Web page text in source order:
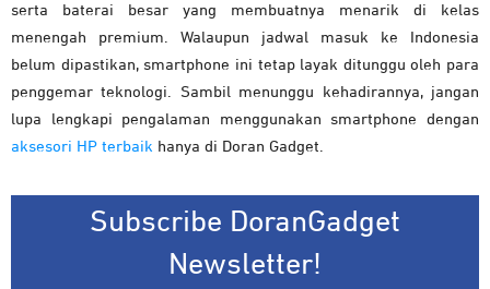
serta baterai besar yang membuatnya menarik di kelas
menengah premium. Walaupun jadwal masuk ke Indonesia
belum dipastikan, smartphone ini tetap layak ditunggu oleh para
penggemar teknologi. Sambil menunggu kehadirannya, jangan
lupa lengkapi pengalaman menggunakan smartphone dengan
aksesori HP terbaik hanya di Doran Gadget.
Subscribe DoranGadget
Newsletter!